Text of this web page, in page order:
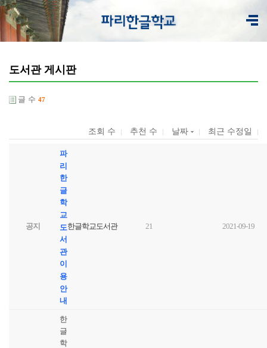
도서관 게시판
글 수 47
조회 수 추천 수 날짜 최근 수정일
공지
파
리
한
글
학
교
도
서
관
이
용
안
내
한글학교도서관 21 2021-09-19
한
글
학